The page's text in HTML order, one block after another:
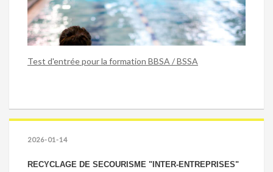
Test d'entrée pour la formation BBSA / BSSA
2026-01-14
RECYCLAGE DE SECOURISME "INTER-ENTREPRISES"